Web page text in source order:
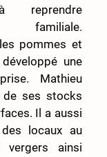
reprendre
familiale.
pommes et
une
Mathieu
de ses stocks
Il a aussi
locaux au
ainsi